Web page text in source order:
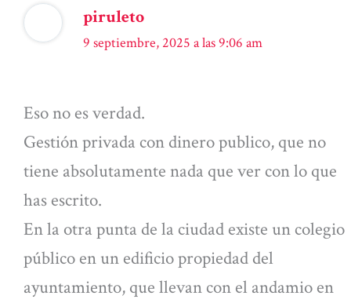
piruleto
9 septiembre, 2025 a las 9:06 am
Eso no es verdad.
Gestión privada con dinero publico, que no
tiene absolutamente nada que ver con lo que
has escrito.
En la otra punta de la ciudad existe un colegio
público en un edificio propiedad del
ayuntamiento, que llevan con el andamio en